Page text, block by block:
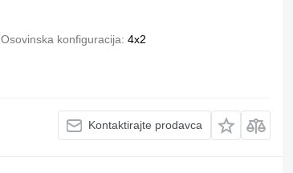
Osovinska konfiguracija 4x2
Kontaktirajte prodavca